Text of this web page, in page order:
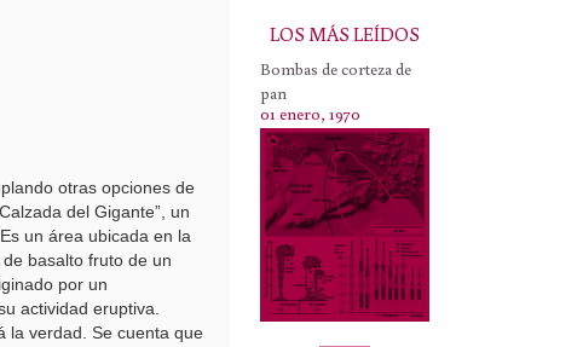
otras opciones de
del Gigante”, un
un área ubicada en la
basalto fruto de un
por un
actividad eruptiva.
la verdad. Se cuenta que
LOS MÁS LEÍDOS
Bombas de corteza de
pan
01 enero, 1970